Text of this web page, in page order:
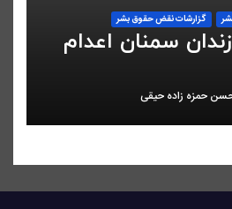
گزارشات نقض حقوق بشر
سمنان اعدام
حمزه زاده حیقی